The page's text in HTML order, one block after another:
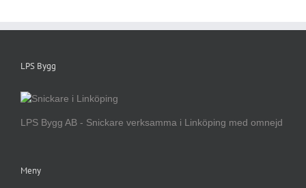
LPS Bygg
LPS Bygg AB - Snickare verksamma i Linköping med omnejd
Meny